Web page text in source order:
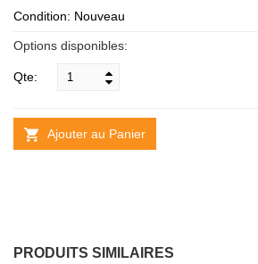
Condition: Nouveau
Options disponibles:
Qte:
Ajouter au Panier
PRODUITS SIMILAIRES